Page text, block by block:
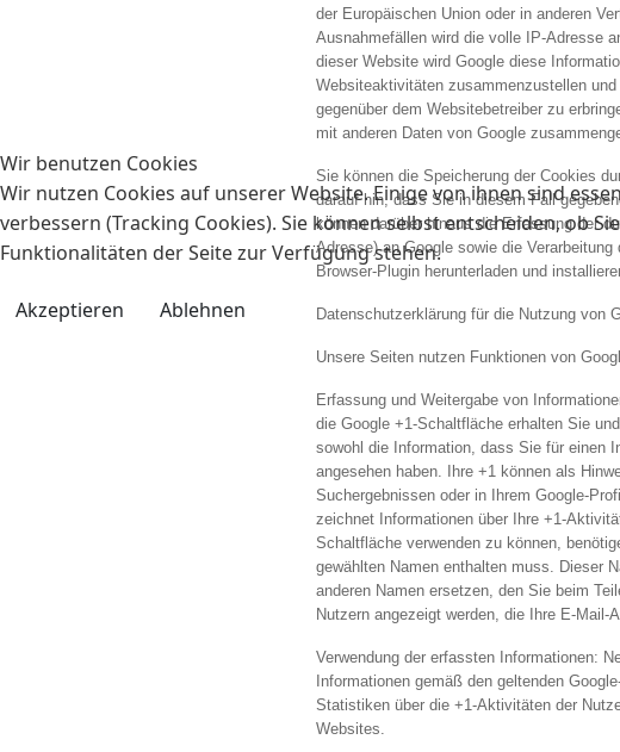
der Europäischen Union oder in anderen
Ausnahmefällen wird die volle IP-Adresse
dieser Website wird Google diese
Websiteaktivitäten zusammenzustellen
gegenüber dem Websitebetreiber zu
mit anderen Daten von Google
Sie können die Speicherung der Cookies
darauf hin, dass Sie in diesem Fall
können darüber hinaus die Erfassung der
Adresse) an Google sowie die
Browser-Plugin herunterladen und
Datenschutzerklärung für die Nutzung von
Unsere Seiten nutzen Funktionen von
Erfassung und Weitergabe von
die Google +1-Schaltfläche erhalten Sie
sowohl die Information, dass Sie für einen
angesehen haben. Ihre +1 können als
Suchergebnissen oder in Ihrem Google-
zeichnet Informationen über Ihre +1-
Schaltfläche verwenden zu können,
gewählten Namen enthalten muss. Dieser
anderen Namen ersetzen, den Sie beim
Nutzern angezeigt werden, die Ihre E-Mail-
Verwendung der erfassten Informationen:
Informationen gemäß den geltenden
Statistiken über die +1-Aktivitäten der
Websites.
Wir benutzen Cookies
Wir nutzen Cookies auf unserer Website. Einige von ihnen sind
verbessern (Tracking Cookies). Sie können selbst entscheiden, ob
Funktionalitäten der Seite zur Verfügung stehen.
Akzeptieren
Ablehnen